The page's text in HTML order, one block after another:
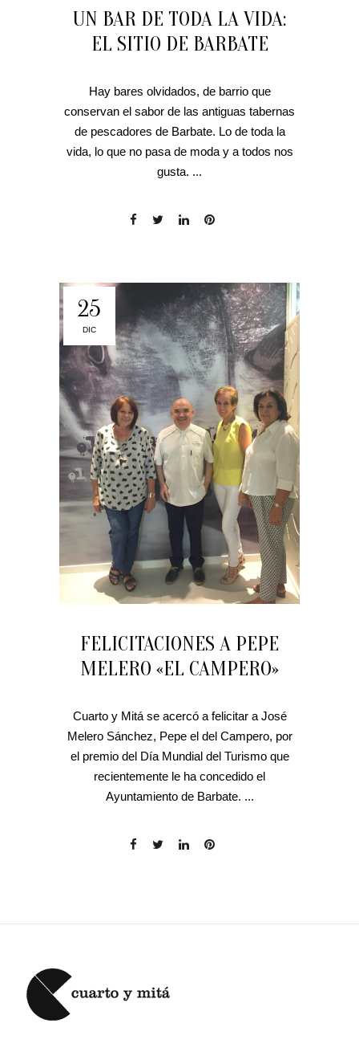
UN BAR DE TODA LA VIDA:
EL SITIO DE BARBATE
Hay bares olvidados, de barrio que
conservan el sabor de las antiguas tabernas
de pescadores de Barbate. Lo de toda la
vida, lo que no pasa de moda y a todos nos
gusta. ...
25
DIC
FELICITACIONES A PEPE
MELERO «EL CAMPERO»
Cuarto y Mitá se acercó a felicitar a José
Melero Sánchez, Pepe el del Campero, por
el premio del Día Mundial del Turismo que
recientemente le ha concedido el
Ayuntamiento de Barbate. ...